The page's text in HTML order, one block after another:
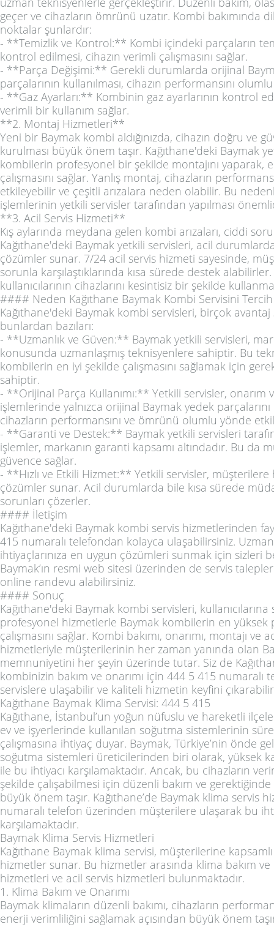
geçer ve cihazların ömrünü uzatır. Kombi bakımında
noktalar şunlardır:
- **Temizlik ve Kontrol:** Kombi içindeki parçaların
kontrol edilmesi, cihazın verimli çalışmasını sağlar.
- **Parça Değişimi:** Gerekli durumlarda orijinal
parçalarının kullanılması, cihazın performansını
- **Gaz Ayarları:** Kombinin gaz ayarlarının kontrol
verimli bir kullanım sağlar.
**2. Montaj Hizmetleri**
Yeni bir Baymak kombi aldığınızda, cihazın doğru ve
kurulması büyük önem taşır. Kağıthane'deki Baymak
kombilerin profesyonel bir şekilde montajını yaparak,
çalışmasını sağlar. Yanlış montaj, cihazların
etkileyebilir ve çeşitli arızalara neden olabilir. Bu
işlemlerinin yetkili servisler tarafından yapılması
**3. Acil Servis Hizmeti**
Kış aylarında meydana gelen kombi arızaları, ciddi
Kağıthane'deki Baymak yetkili servisleri, acil
çözümler sunar. 7/24 acil servis hizmeti sayesinde,
sorunla karşılaştıklarında kısa sürede destek
kullanıcılarının cihazlarını kesintisiz bir şekilde
#### Neden Kağıthane Baymak Kombi Servisini
Kağıthane'deki Baymak kombi servisleri, birçok
bunlardan bazıları:
- **Uzmanlık ve Güven:** Baymak yetkili servisleri,
konusunda uzmanlaşmış teknisyenlere sahiptir. Bu
kombilerin en iyi şekilde çalışmasını sağlamak için
sahiptir.
- **Orijinal Parça Kullanımı:** Yetkili servisler, onarım
işlemlerinde yalnızca orijinal Baymak yedek parçalarını
cihazların performansını ve ömrünü olumlu yönde
- **Garanti ve Destek:** Baymak yetkili servisleri
işlemler, markanın garanti kapsamı altındadır. Bu da
güvence sağlar.
- **Hızlı ve Etkili Hizmet:** Yetkili servisler, müşterilere
çözümler sunar. Acil durumlarda bile kısa sürede
sorunları çözerler.
#### İletişim
Kağıthane'deki Baymak kombi servis hizmetlerinden
415 numaralı telefondan kolayca ulaşabilirsiniz.
ihtiyaçlarınıza en uygun çözümleri sunmak için sizleri
Baymak’ın resmi web sitesi üzerinden de servis
online randevu alabilirsiniz.
#### Sonuç
Kağıthane'deki Baymak kombi servisleri,
profesyonel hizmetlerle Baymak kombilerin en yüksek
çalışmasını sağlar. Kombi bakımı, onarımı, montajı ve
hizmetleriyle müşterilerinin her zaman yanında olan
memnuniyetini her şeyin üzerinde tutar. Siz de
kombinizin bakım ve onarımı için 444 5 415 numaralı
servislere ulaşabilir ve kaliteli hizmetin keyfini
Kağıthane Baymak Klima Servisi: 444 5 415
Kağıthane, İstanbul’un yoğun nüfuslu ve hareketli
ev ve işyerlerinde kullanılan soğutma sistemlerinin
çalışmasına ihtiyaç duyar. Baymak, Türkiye’nin önde
soğutma sistemleri üreticilerinden biri olarak, yüksek
ile bu ihtiyacı karşılamaktadır. Ancak, bu cihazların
şekilde çalışabilmesi için düzenli bakım ve
büyük önem taşır. Kağıthane’de Baymak klima servis
numaralı telefon üzerinden müşterilere ulaşarak bu
karşılamaktadır.
Baymak Klima Servis Hizmetleri
Kağıthane Baymak klima servisi, müşterilerine
hizmetler sunar. Bu hizmetler arasında klima bakım ve
hizmetleri ve acil servis hizmetleri bulunmaktadır.
1. Klima Bakım ve Onarımı
Baymak klimaların düzenli bakımı, cihazların
enerji verimliliğini sağlamak açısından büyük önem